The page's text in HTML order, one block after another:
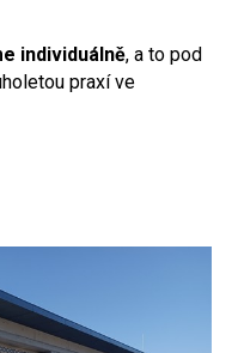
individuálně, a to pod
praxí ve